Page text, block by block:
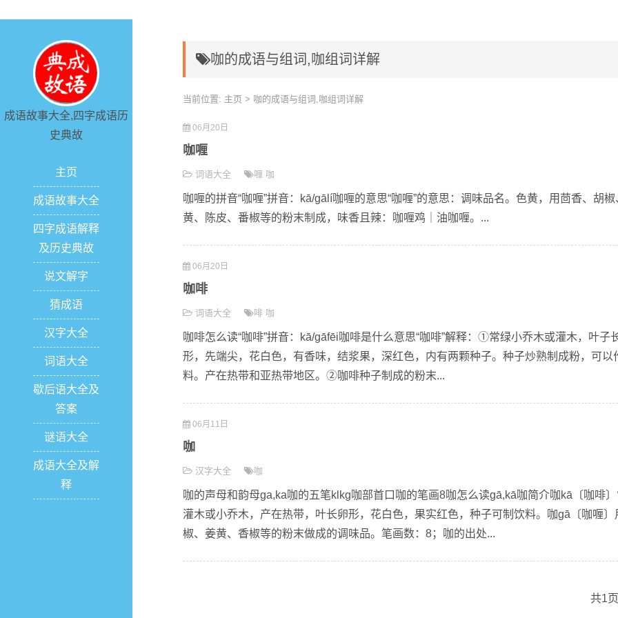
成语故事大全,四字成语历
史典故
主页
成语故事大全
四字成语解释
及历史典故
说文解字
猜成语
汉字大全
词语大全
歇后语大全及
答案
谜语大全
成语大全及解
释
咖的成语与组词,咖组词详解
当前位置: 主页 > 咖的成语与组词,咖组词详解
06月20日
咖喱
词语大全 喱 咖
咖喱的拼音“咖喱”拼音：kā/gālí咖喱的意思“咖喱”的意思：调味品名。色黄，用茴香、胡椒
黄、陈皮、番椒等的粉末制成，味香且辣：咖喱鸡｜油咖喱。...
06月20日
咖啡
词语大全 啡 咖
咖啡怎么读“咖啡”拼音：kā/gāfēi咖啡是什么意思“咖啡”解释：①常绿小乔木或灌木，叶子
形，先端尖，花白色，有香味，结浆果，深红色，内有两颗种子。种子炒熟制成粉，可以
料。产在热带和亚热带地区。②咖啡种子制成的粉末...
06月11日
咖
汉字大全 咖
咖的声母和韵母ga,ka咖的五笔klkg咖部首口咖的笔画8咖怎么读gā,kā咖简介咖kā〔咖啡
灌木或小乔木，产在热带，叶长卵形，花白色，果实红色，种子可制饮料。咖gā〔咖喱〕
椒、姜黄、香椒等的粉末做成的调味品。笔画数：8；咖的出处...
共1